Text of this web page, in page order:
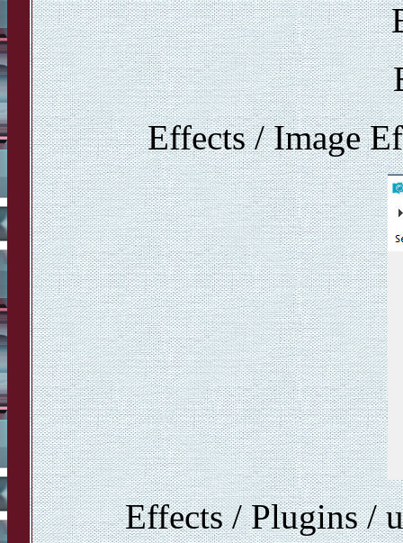
Effects / Image
Effects / Plugins /